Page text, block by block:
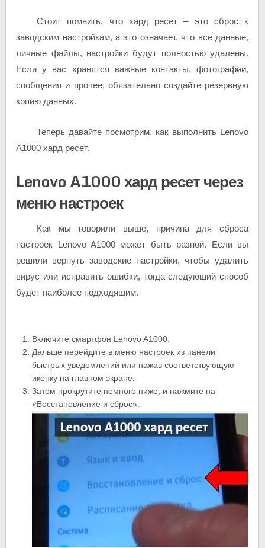
Стоит помнить, что хард ресет – это сброс к
заводским настройкам, а это означает, что все данные,
личные файлы, настройки будут полностью удалены.
Если у вас хранятся важные контакты, фотографии,
сообщения и прочее, обязательно создайте резервную
копию данных.
Теперь давайте посмотрим, как выполнить Lenovo
A1000 хард ресет.
Lenovo A1000 хард ресет через
меню настроек
Как мы говорили выше, причина для сброса
настроек Lenovo A1000 может быть разной. Если вы
решили вернуть заводские настройки, чтобы удалить
вирус или исправить ошибки, тогда следующий способ
будет наиболее подходящим.
Включите смартфон Lenovo A1000.
Дальше перейдите в меню настроек из панели
быстрых уведомлений или нажав соответствующую
иконку на главном экране.
Затем прокрутите немного ниже, и нажмите на
«Восстановление и сброс».